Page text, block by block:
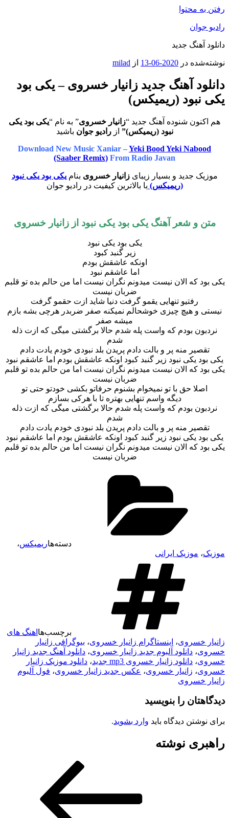
رفتن به محتوا
رادیو جوان
دانلود آهنگ جدید
نوشته‌شده در 2020-06-13 از milad
دانلود آهنگ جدید زانیار خسروی – یکی بود
یکی نبود (ریمیکس)
هم اکنون شنوده آهنگ جدید “زانیار خسروی” به نام “یکی بود یکی
نبود (ریمیکس)” ازرادیو جوان باشید
Download New Music Xaniar –Yeki Bood Yeki Nabood
(Saaber Remix) From Radio Javan
موزیک جدید و بسیار زیبایزانیار خسروی بنامیکی بود یکی نبود
(ریمیکس) با بالاترین کیفیت در رادیو جوان
متن و شعر آهنگ یکی بود یکی نبود اززانیار خسروی
یکی بود یکی نبود
زیر گنبد کبود
اونکه عاشقش بودم
اما عاشقم نبود
یکی بود که الان نیست میدونم نگران نیست اما من حالم بده تو قلبم
ضربان نیست
رفتیو تنهایی یقمو گرفت دنیا شاید ازت حقمو گرفت
نیستی و هیچ چیزی خوشحالم نمیکنه صفر ضربدر هرچی بشه بازم
میشه صفر
نردبون بودم که واست پله شدم حالا برگشتی میگی که ازت ذله
شدم
تقصیر منه پر و بالت دادم پریدن بلد نبودی خودم یادت دادم
یکی بود یکی نبود زیر گنبد کبود اونکه عاشقش بودم اما عاشقم نبود
یکی بود که الان نیست میدونم نگران نیست اما من حالم بده تو قلبم
ضربان نیست
اصلا حق با تو نمیخوام بشنوم حرفاتو بکشی خودتو حتی تو
دیگه واسم تنهایی بهتره تا با هرکی بسازم
نردبون بودم که واست پله شدم حالا برگشتی میگی که ازت ذله
شدم
تقصیر منه پر و بالت دادم پریدن بلد نبودی خودم یادت دادم
یکی بود یکی نبود زیر گنبد کبود اونکه عاشقش بودم اما عاشقم نبود
یکی بود که الان نیست میدونم نگران نیست اما من حالم بده تو قلبم
ضربان نیست
دسته‌هاریمیکس،
موزیک، موزیک ایرانی
برچسب‌ها اهنگ های
زانیار خسروی، اینستاگرام زانیار خسروی، بیوگرافی زانیار
خسروی، دانلود آلبوم جدید زانیار خسروی، دانلود آهنگ جدید زانیار
خسروی، دانلود زانیار خسروی mp3 جدید ، دانلود موزیک زانیار
خسروی، زانیار خسروی، عکس جدید زانیار خسروی، فول آلبوم
زانیار خسروی
دیدگاهتان را بنویسید
برای نوشتن دیدگاه باید وارد بشوید.
راهبری نوشته